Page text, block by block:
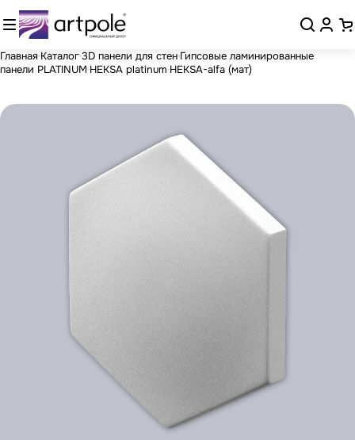
Главная Каталог3D панели для стен Гипсовые ламинированные
панели PLATINUM HEKSA platinum HEKSA-alfa (мат)